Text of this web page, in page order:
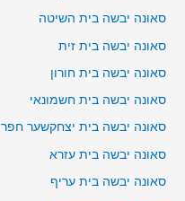
סאונה יבשה בית השיטה
סאונה יבשה בית זית
סאונה יבשה בית חורון
סאונה יבשה בית חשמונאי
סאונה יבשה בית יצחקשער חפר
סאונה יבשה בית עזרא
סאונה יבשה בית עריף